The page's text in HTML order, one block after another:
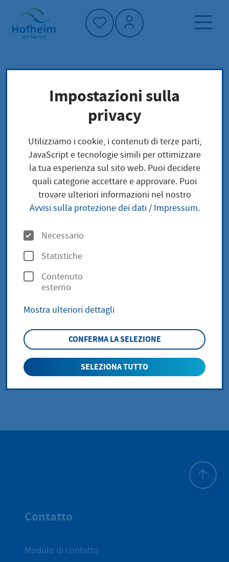
Home"
Pagina iniziale
Trova servizi
Struttura amministrativa
Ihr zuständiges Amtsgericht finden Sie über
Insolvenzgerichte in Hessen
Ihr zuständiges
Amtsgericht finden Sie
über das Orts- und
Gerichtsverzeichnis -
Insolvenzgerichte in
Hessen
zurück zur Übersicht
Contatto
Modulo di contatto
Impostazioni sulla
privacy
Utilizziamo i cookie, i contenuti di terze parti,
JavaScript e tecnologie simili per ottimizzare
la tua esperienza sul sito web. Puoi decidere
quali categorie accettare e approvare. Puoi
trovare ulteriori informazioni nel nostro
Avvisi sulla protezione dei dati/ Impressum.
O
p
z
i
n
Necessario
Statistiche
Contenuto
esterno
Mostra ulteriori dettagli
CONFERMA LA SELEZIONE
SELEZIONA TUTTO